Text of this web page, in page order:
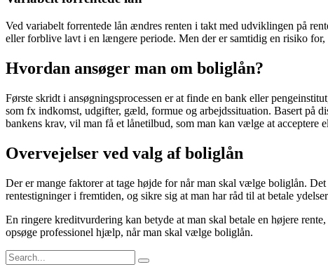
Ved variabelt forrentede lån ændres renten i takt med udviklingen på
eller forblive lavt i en længere periode. Men der er samtidig en risiko for,
Hvordan ansøger man om boliglån?
Første skridt i ansøgningsprocessen er at finde en bank eller
som fx indkomst, udgifter, gæld, formue og arbejdssituation. Basert på
bankens krav, vil man få et lånetilbud, som man kan vælge at
Overvejelser ved valg af boliglån
Der er mange faktorer at tage højde for når man skal vælge boliglån.
rentestigninger i fremtiden, og sikre sig at man har råd til at betale
En ringere kreditvurdering kan betyde at man skal betale en højere
opsøge professionel hjælp, når man skal vælge boliglån.